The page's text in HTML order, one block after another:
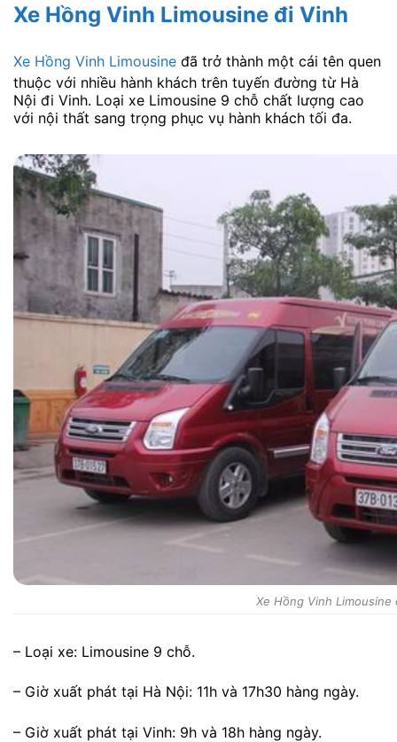
Xe Hồng Vinh Limousine đi Vinh
Xe Hồng Vinh Limousine đã trở thành một cái tên quen
thuộc với nhiều hành khách trên tuyến đường từ Hà
Nội đi Vinh. Loại xe Limousine 9 chỗ chất lượng cao
với nội thất sang trọng phục vụ hành khách tối đa.
Xe Hồng Vinh
– Loại xe: Limousine 9 chỗ.
– Giờ xuất phát tại Hà Nội: 11h và 17h30 hàng ngày.
– Giờ xuất phát tại Vinh: 9h và 18h hàng ngày.